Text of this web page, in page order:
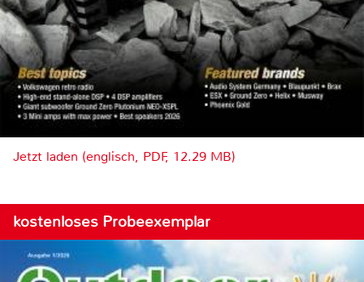
Jetzt laden (englisch, PDF, 12.29 MB)
kostenloses Probeexemplar